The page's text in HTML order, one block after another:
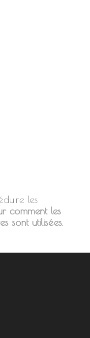
les
comment les
sont utilisées.